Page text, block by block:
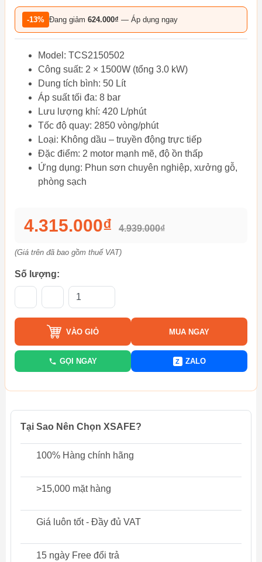
-13% Đang giảm 624.000₫ — Áp dụng ngay
Model: TCS2150502
Công suất: 2 × 1500W (tổng 3.0 kW)
Dung tích bình: 50 Lít
Áp suất tối đa: 8 bar
Lưu lượng khí: 420 L/phút
Tốc độ quay: 2850 vòng/phút
Loại: Không dầu – truyền động trực tiếp
Đặc điểm: 2 motor mạnh mẽ, độ ồn thấp
Ứng dụng: Phun sơn chuyên nghiệp, xưởng gỗ,
phòng sạch
4.315.000₫ 4.939.000₫
(Giá trên đã bao gồm thuế VAT)
Số lượng:
VÀO GIỎ MUA NGAY
GỌI NGAY Z ZALO
Tại Sao Nên Chọn XSAFE?
100% Hàng chính hãng
>15,000 mặt hàng
Giá luôn tốt - Đầy đủ VAT
15 ngày Free đổi trả